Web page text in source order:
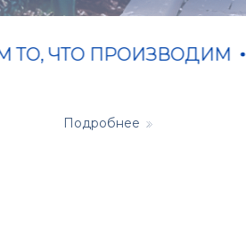
ПРОИЗВОДИМ
Подробнее